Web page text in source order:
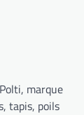
marque
tapis, poils